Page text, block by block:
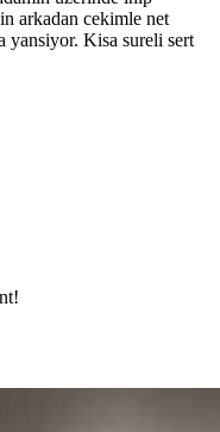
arkadan cekimle net
yansiyor. Kisa sureli sert